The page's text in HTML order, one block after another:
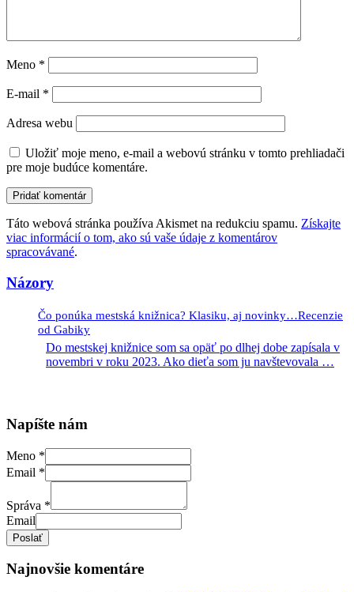
Meno *
E-mail *
Adresa webu
Uložiť moje meno, e-mail a webovú stránku v tomto prehliadači
pre moje budúce komentáre.
Táto webová stránka používa Akismet na redukciu spamu. Získajte
viac informácií o tom, ako sú vaše údaje z komentárov
spracovávané.
Názory
Čo ponúka mestská knižnica? Klasiku, aj novinky…Recenzie
od Gabiky
Do mestskej knižnice som sa opäť po dlhej dobe zapísala v
novembri v roku 2023. Ako dieťa som ju navštevovala …
Napíšte nám
Meno *
Email *
Správa *
Email
Poslať
Najnovšie komentáre